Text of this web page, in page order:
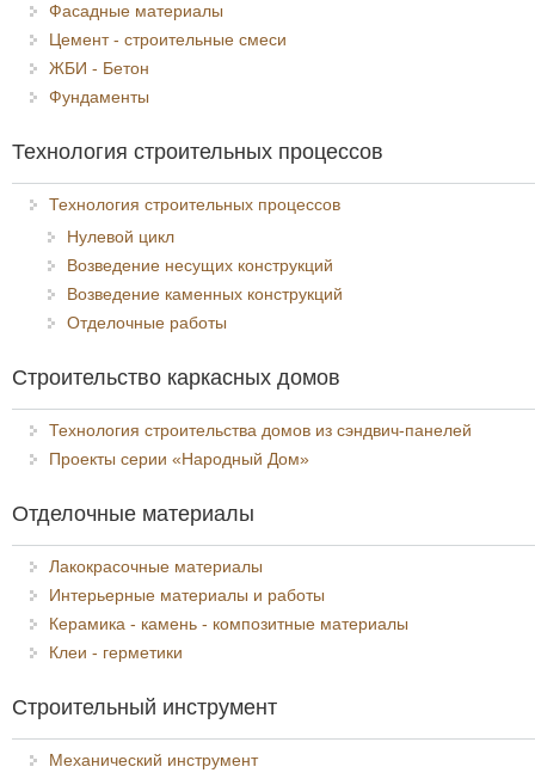
Фасадные материалы
Цемент - строительные смеси
ЖБИ - Бетон
Фундаменты
Технология строительных процессов
Технология строительных процессов
Нулевой цикл
Возведение несущих конструкций
Возведение каменных конструкций
Отделочные работы
Строительство каркасных домов
Технология строительства домов из сэндвич-панелей
Проекты серии «Народный Дом»
Отделочные материалы
Лакокрасочные материалы
Интерьерные материалы и работы
Керамика - камень - композитные материалы
Клеи - герметики
Строительный инструмент
Механический инструмент